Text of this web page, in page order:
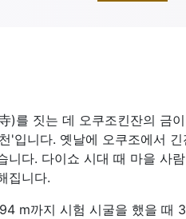
를 짓는 데 오쿠조킨잔의 금
'입니다. 옛날에 오쿠조에서
니다. 다이쇼 시대 때 마을
집니다.
m까지 시험 시굴을 했을